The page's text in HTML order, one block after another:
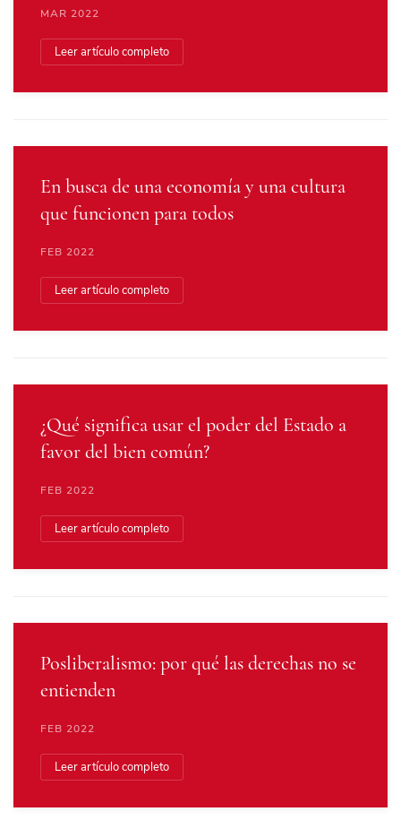
MAR 2022
Leer artículo completo
En busca de una economía y una cultura
que funcionen para todos
FEB 2022
Leer artículo completo
¿Qué significa usar el poder del Estado a
favor del bien común?
FEB 2022
Leer artículo completo
Posliberalismo: por qué las derechas no se
entienden
FEB 2022
Leer artículo completo